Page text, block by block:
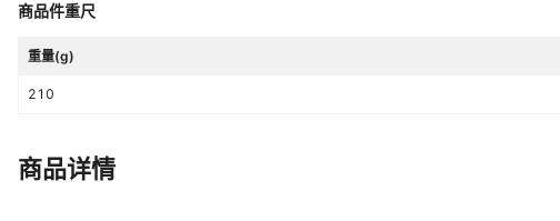
商品件重尺
重量(g)
210
商品详情